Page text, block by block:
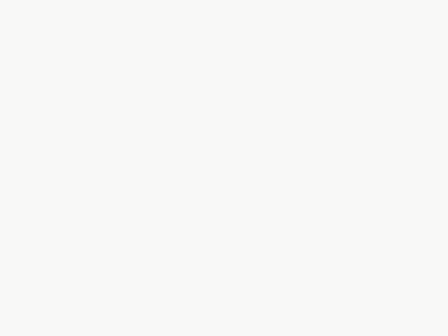
Владимир Остапчук и Екатерина
- они станут родителями мальчика.
Остапчука вспомнила, как